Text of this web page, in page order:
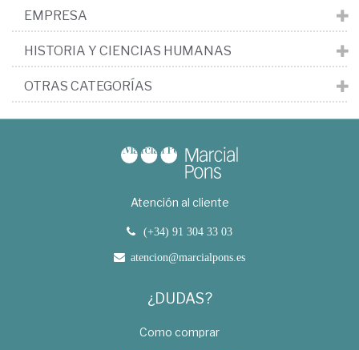
EMPRESA
HISTORIA Y CIENCIAS HUMANAS
OTRAS CATEGORÍAS
Atención al cliente
(+34) 91 304 33 03
atencion@marcialpons.es
¿DUDAS?
Como comprar